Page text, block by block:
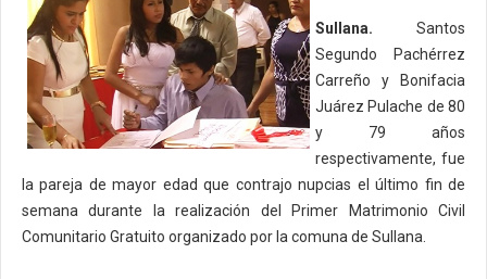
Sullana. Santos
Segundo Pachérrez
Carreño y Bonifacia
Juárez Pulache de 80
y 79 años
respectivamente, fue
la pareja de mayor edad que contrajo nupcias el último fin de
semana durante la realización del Primer Matrimonio Civil
Comunitario Gratuito organizado por la comuna de Sullana.